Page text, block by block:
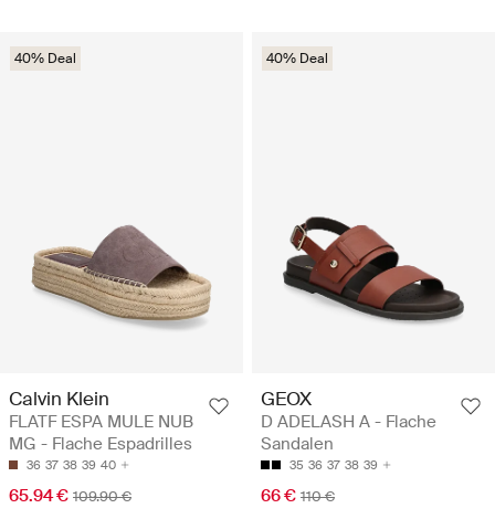
40% Deal
Calvin Klein
FLATF ESPA MULE NUB
MG - Flache Espadrilles
36 37 38 39 40
65.94 € 109.90 €
40% Deal
GEOX
D ADELASH A - Flache
Sandalen
35 36 37 38 39
66 € 110 €